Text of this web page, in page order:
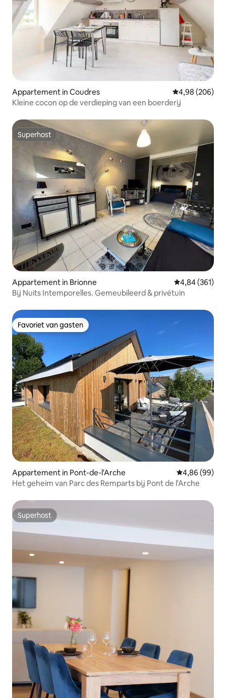
Appartement in Coudres Gemiddelde
4,98 (206)
Kleine cocon op de verdieping van een boerderij
Superhost
Superhost
Appartement in Brionne Gemiddelde
4,84 (361)
Bij Nuits Intemporelles. Gemeubileerd & privétuin
Favoriet van gasten
Favoriet van gasten
Appartement in Pont-de-l'Arche Gemiddelde
4,86 (99)
Het geheim van Parc des Remparts bij Pont de l'Arche
Superhost
Superhost